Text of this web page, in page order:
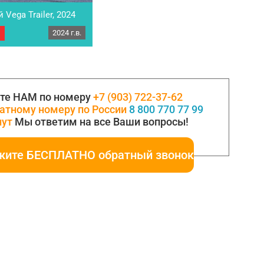
Vega Trailer,
мм – 1000 мм или на
полуприцепа: 11.500
Trailer, 2024
2024 г.в.
НАМ по номеру+7 (903) 722-37-62
номеру по России 8 800 770 77 99
Мы ответим на все Ваши вопросы!
БЕСПЛАТНО обратный звонок